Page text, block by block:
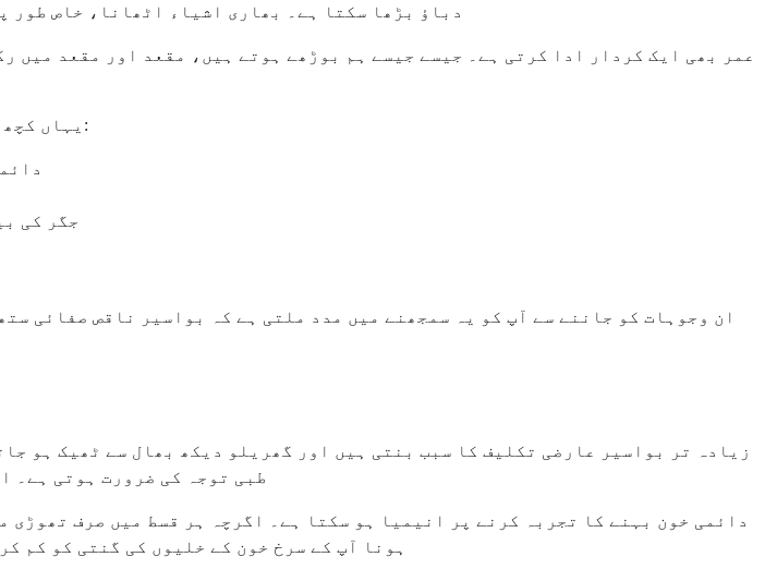
دباؤ بڑھا سکتا ہے۔ بھاری اشیاء اٹھانا، خاص طور
عمر بھی ایک کردار ادا کرتی ہے۔ جیسے جیسے ہم بوڑھے ہوتے ہیں، مقعد اور مقعد
یہاں کچھ کم عام لیکن اہم عوامل ہیں جو بواسیر کی نشوونما میں بھی شراکت کر سکتے ہیں:
جگر کی
ان وجوہات کو جاننے سے آپ کو یہ سمجھنے میں مدد ملتی ہے کہ بواسیر ناقص صفائی
زیادہ تر بواسیر عارضی تکلیف کا سبب بنتی ہیں اور گھریلو دیکھ بھال سے ٹھیک ہو
طبی توجہ کی ضرورت ہوتی ہے۔
دائمی خون بہنے کا تجربہ کرنے پر انیمیا ہو سکتا ہے۔ اگرچہ ہر قسط میں صرف
ہونا آپ کے سرخ خون کے خلیوں کی گنتی کو کم